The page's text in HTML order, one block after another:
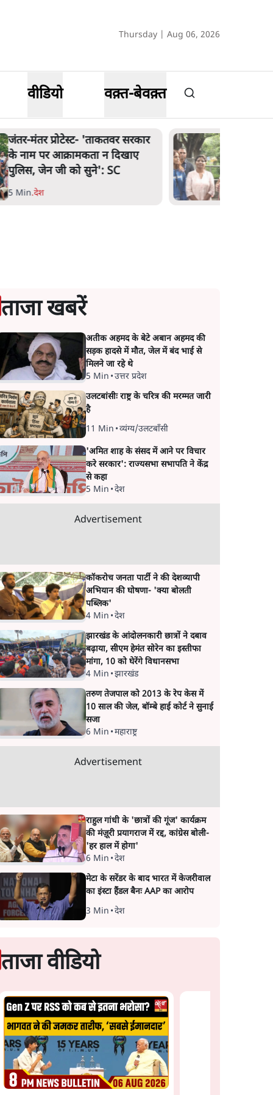
Thursday | Aug 06, 2026
वीडियो वक़्त-बेवक़्त
जंतर-मंतर प्रोटेस्ट- 'ताकतवर सरकार
के नाम पर आक्रामकता न दिखाए
पुलिस, जेन जी को सुने': SC
5 Min.देश
ताजा खबरें
अतीक अहमद के बेटे अबान अहमद की
सड़क हादसे में मौत, जेल में बंद भाई से
मिलने जा रहे थे
5 Min •उत्तर प्रदेश
उलटबांसीः राष्ट्र के चरित्र की मरम्मत जारी
है
11 Min •व्यंग्य/उलटबाँसी
'अमित शाह के संसद में आने पर विचार
करे सरकार': राज्यसभा सभापति ने केंद्र
से कहा
5 Min •देश
Advertisement
कॉकरोच जनता पार्टी ने की देशव्यापी
अभियान की घोषणा- 'क्या बोलती
पब्लिक'
4 Min •देश
झारखंड के आंदोलनकारी छात्रों ने दबाव
बढ़ाया, सीएम हेमंत सोरेन का इस्तीफा
मांगा, 10 को घेरेंगे विधानसभा
4 Min •झारखंड
तरुण तेजपाल को 2013 के रेप केस में
10 साल की जेल, बॉम्बे हाई कोर्ट ने सुनाई
सजा
6 Min •महाराष्ट्र
Advertisement
राहुल गांधी के 'छात्रों की गूंज' कार्यक्रम
की मंज़ूरी प्रयागराज में रद्द, कांग्रेस बोली-
'हर हाल में होगा'
6 Min •देश
मेटा के सरेंडर के बाद भारत में केजरीवाल
का इंस्टा हैंडल बैनः AAP का आरोप
3 Min •देश
ताजा वीडियो